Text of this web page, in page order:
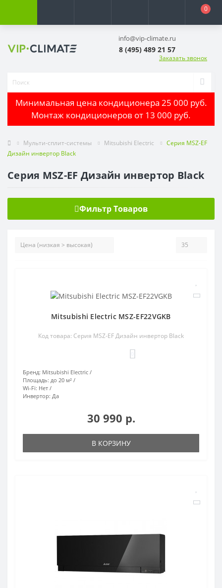
0
info@vip-climate.ru
8 (495) 489 21 57
Заказать звонок
Минимальная цена кондиционера 25 000 руб.
Монтаж кондиционеров от 13 000 руб.
Мульти-сплит-системы Mitsubishi Electric
Серия MSZ-EF
Дизайн инвертор Black
Серия MSZ-EF Дизайн инвертор Black
Фильтр Товаров
Mitsubishi Electric MSZ-EF22VGKB
Код товара: Серия MSZ-EF Дизайн инвертор Black
Бренд: Mitsubishi Electric
Площадь: до 20 м²
Wi-Fi: Нет
Инвертор: Да
30 990 р.
В КОРЗИНУ